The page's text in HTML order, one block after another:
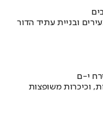
ובניית עתיד הדור
י-ם
וכיכרות משופצות